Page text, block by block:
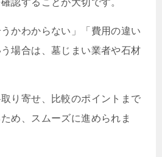
かわからない」「費用の違い
場合は、墓じまい業者や石材
り寄せ、比較のポイントまで
め、スムーズに進められま